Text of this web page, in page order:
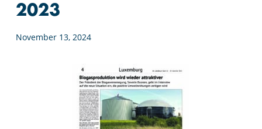
2023
November 13, 2024